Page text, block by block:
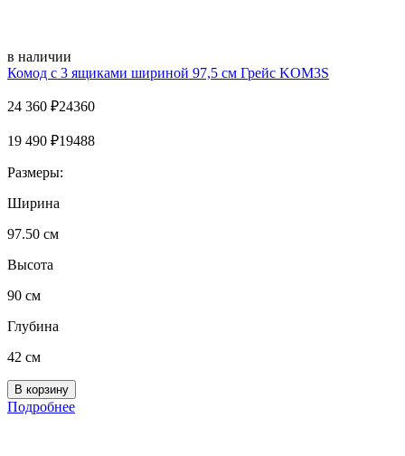
в наличии
Комод с 3 ящиками шириной 97,5 см Грейс KOM3S
24 360 ₽24360
19 490 ₽19488
Размеры:
Ширина
97.50 см
Высота
90 см
Глубина
42 см
Подробнее